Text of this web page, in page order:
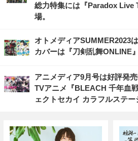
総力特集には『Paradox Live
場。
オトメディアSUMMER2023
カバーは『刀剣乱舞ONLINE
アニメディア9月号は好評発
TVアニメ『BLEACH 千年血
ェクトセカイ カラフルステー